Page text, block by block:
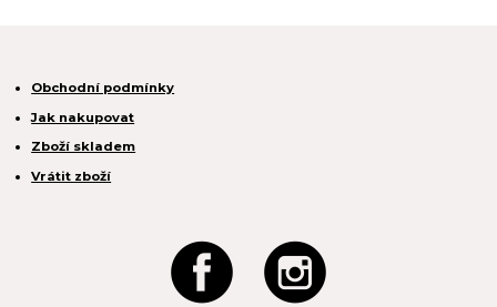
Obchodní podmínky
Jak nakupovat
Zboží skladem
Vrátit zboží